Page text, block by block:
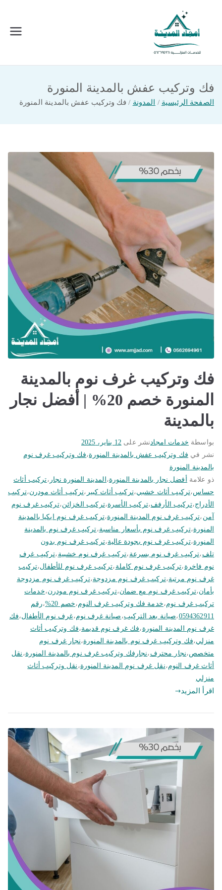
المحتوى
امجاد المدينة للخدمات المنزلية
فك وتركيب عفش بالمدينة المنورة
الصفحة الرئيسية المدونة فك وتركيب عفش بالمدينة المنورة
فك وتركيب غرف نوم بالمدينة
المنورة خصم 20% | أفضل نجار
بالمدينة
بواسطة خدمات امجادنشر على 12 يناير، 2025
نشر في فك وتركيب عفش بالمدينة المنورة،فك وتركيب غرف نوم
بالمدينة المنورة
ذو علامة
أفضل نجار بالمدينة المنورة، المدينة المنورة نجار ،تركيب أثاث
حساس،تركيب أثاث خشبي،تركيب أثاث كبير ،تركيب أثاث مودرن،تركيب
الأدراج،تركيب الأرفف،تركيب الأسرة،تركيب الخزائن،تركيب غرف نوم
آمن ،تركيب غرف نوم المدينة المنورة،تركيب غرف نوم ايكيا بالمدينة
المنورة،تركيب غرف نوم بأسعار مناسبة،تركيب غرف نوم بالمدينة
المنورة،تركيب غرف نوم بجودة عالية،تركيب غرف نوم بدون
تلف ،تركيب غرف نوم بسرعة ،تركيب غرف نوم خشبية ،تركيب غرف
نوم فاخرة ،تركيب غرف نوم كاملة ،تركيب غرف نوم للأطفال،تركيب
غرف نوم مرتبة،تركيب غرف نوم مزدوجة،تركيب غرف نوم مزدوجة
بأمان،تركيب غرف نوم مع ضمان،تركيب غرف نوم مودرن،خدمات
تركيب غرف نوم،خدمة فك وتركيب غرف النوم،خصم 20% ،رقم
0594362911،صيانة بعد التركيب، صيانة غرف نوم،غرف نوم الأطفال،فك
غرف نوم المدينة المنورة ،فك غرف نوم قديمة،فك وتركيب أثاث
منزلي،فك وتركيب غرف نوم بالمدينة المنورة،نجار غرف نوم
متخصص،نجار محترف ،نجارفك وتركيب غرف نوم بالمدينة المنورة، نقل
أثاث غرف النوم،نقل غرف نوم المدينة المنورة، نقل وتركيب أثاث
منزلي
اقرأ المزيد